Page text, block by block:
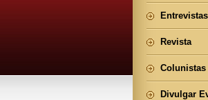
Entrevistas
Revista
Colunistas
Divulgar